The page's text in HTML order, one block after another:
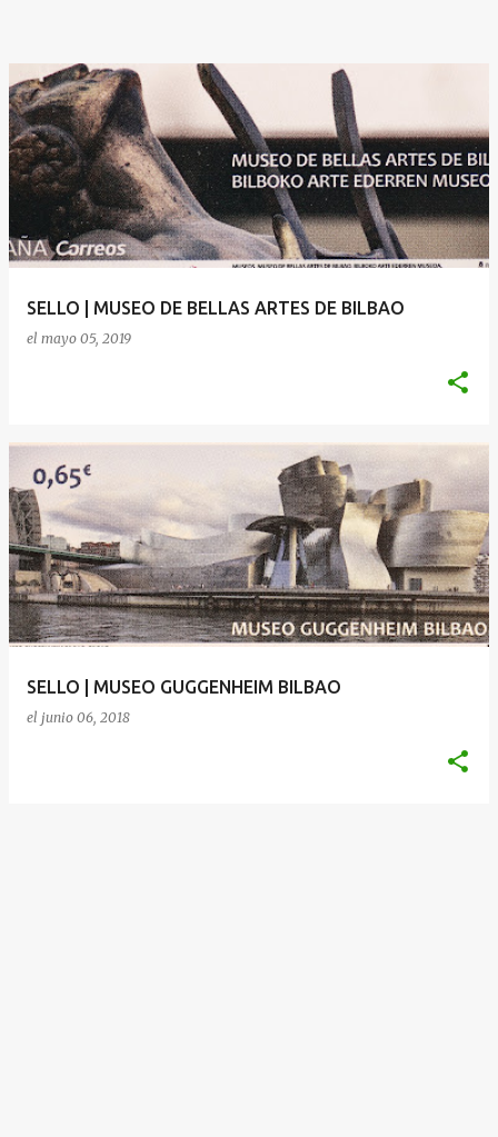
SELLO | MUSEO DE BELLAS ARTES DE BILBAO
el mayo 05, 2019
SELLO | MUSEO GUGGENHEIM BILBAO
el junio 06, 2018